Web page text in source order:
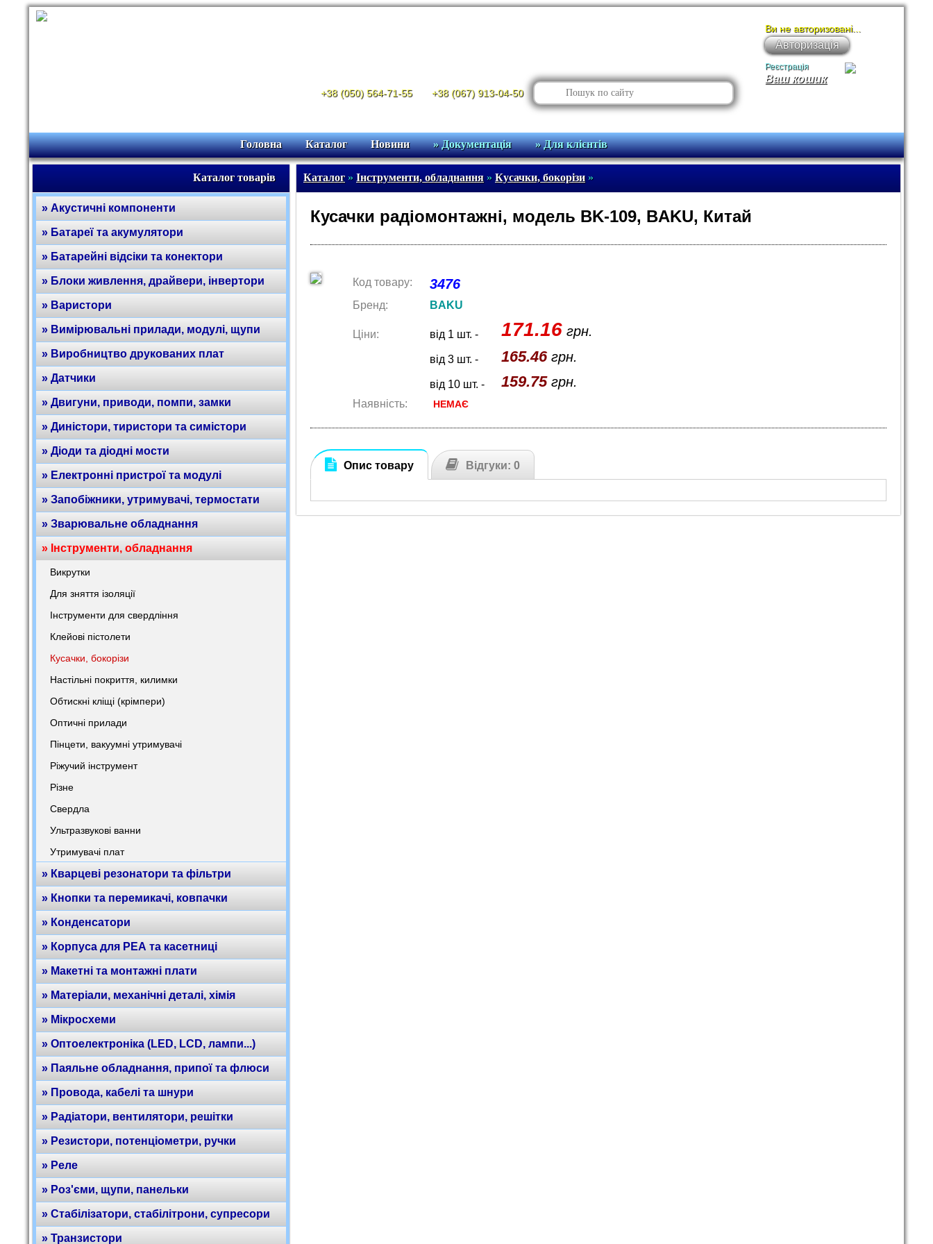
+38 (050) 564-71-55 +38 (067) 913-04-50
Ваш кошик
Ви не авторизовані...
Авторизація
Реєстрація
Головна Каталог Новини » Документація » Для клієнтів
Каталог товарів
» Акустичні компоненти
» Батареї та акумулятори
» Батарейні відсіки та конектори
» Блоки живлення, драйвери, інвертори
» Варистори
» Вимірювальні прилади, модулі, щупи
» Виробництво друкованих плат
» Датчики
» Двигуни, приводи, помпи, замки
» Диністори, тиристори та симістори
» Діоди та діодні мости
» Електронні пристрої та модулі
» Запобіжники, утримувачі, термостати
» Зварювальне обладнання
» Інструменти, обладнання
Викрутки
Для зняття ізоляції
Інструменти для свердління
Клейові пістолети
Кусачки, бокорізи
Настільні покриття, килимки
Обтискні кліщі (крімпери)
Оптичні прилади
Пінцети, вакуумні утримувачі
Ріжучий інструмент
Різне
Свердла
Ультразвукові ванни
Утримувачі плат
» Кварцеві резонатори та фільтри
» Кнопки та перемикачі, ковпачки
» Конденсатори
» Корпуса для РЕА та касетниці
» Макетні та монтажні плати
» Матеріали, механічні деталі, хімія
» Мікросхеми
» Оптоелектроніка (LED, LCD, лампи...)
» Паяльне обладнання, припої та флюси
» Провода, кабелі та шнури
» Радіатори, вентилятори, решітки
» Резистори, потенціометри, ручки
» Реле
» Роз'єми, щупи, панельки
» Стабілізатори, стабілітрони, супресори
» Транзистори
Каталог» Інструменти, обладнання» Кусачки, бокорізи»
Кусачки радіомонтажні, модель BK-109, BAKU, Китай
Код товару: 3476
Бренд: BAKU
Ціни: від 1 шт. - 171.16 грн.
від 3 шт. - 165.46грн.
від 10 шт. - 159.75грн.
Наявність: НЕМАЄ
Опис товару Відгуки: 0